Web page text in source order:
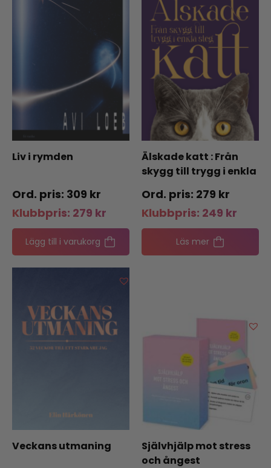
Liv i rymden
309 kr
Klubbpris: 279 kr
Lägg till i varukorg
Älskade katt : Från
skygg till trygg i enkla
279 kr
Klubbpris: 249 kr
Läs mer
Veckans utmaning
Självhjälp mot stress
och ångest